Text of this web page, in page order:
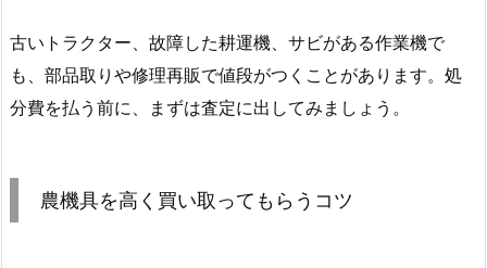
古いトラクター、故障した耕運機、サビがある作業機で
も、部品取りや修理再販で値段がつくことがあります。処
分費を払う前に、まずは査定に出してみましょう。
農機具を高く買い取ってもらうコツ